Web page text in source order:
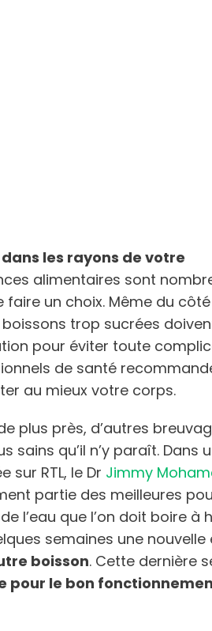
les rayons de votre
alimentaires sont
un choix. Même du
trop sucrées
pour éviter toute
de santé
au mieux votre corps.
plus près, d’autres
sains qu’il n’y paraît. Dans
sur RTL, le Dr Jimmy
partie des meilleures
l’eau que l’on doit boire à
semaines une
boisson. Cette dernière
pour le bon